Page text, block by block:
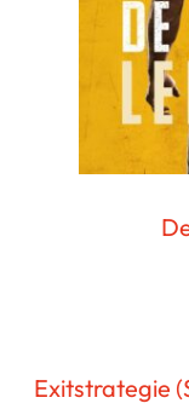
Exitstrategie